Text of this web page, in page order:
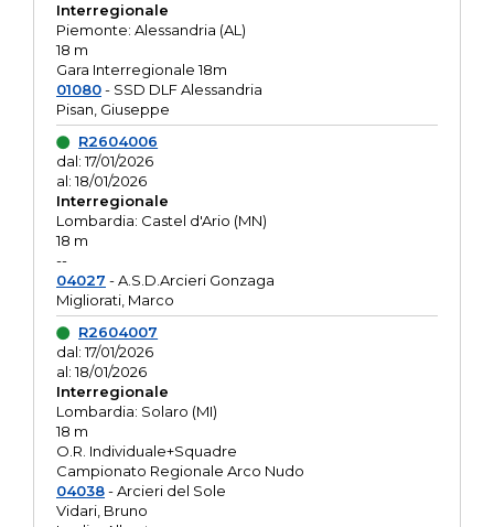
Interregionale
Piemonte: Alessandria (AL)
18 m
Gara Interregionale 18m
01080- SSD DLF Alessandria
Pisan, Giuseppe
R2604006
dal: 17/01/2026
al: 18/01/2026
Interregionale
Lombardia: Castel d'Ario (MN)
18 m
--
04027 - A.S.D.Arcieri Gonzaga
Migliorati, Marco
R2604007
dal: 17/01/2026
al: 18/01/2026
Interregionale
Lombardia: Solaro (MI)
18 m
O.R. Individuale+Squadre
Campionato Regionale Arco Nudo
04038- Arcieri del Sole
Vidari, Bruno